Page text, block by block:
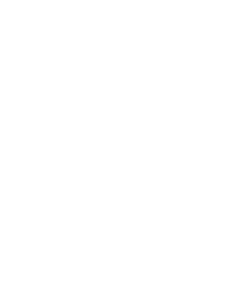
takvom može nazvati s tragovima rata na
začuli smo veselo cvrkutanje lastavica pod
– Pogledaj, kako hrane svoje mlade ptiće!
rukom prema strehi. – Baš kao i ljudi,
gnijezda – Tara mi je čvršće stisnula ruku,
razdragane lastavice svojim veselim